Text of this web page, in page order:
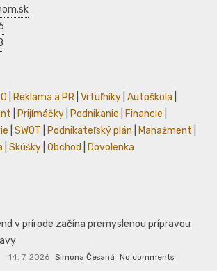
Reklama a PR Vrtuľníky Autoškola
Prijímáčky Podnikanie Financie
SWOT Podnikateľský plán Manažment
Skúšky Obchod Dovolenka
v prírode začína premyslenou prípravou
14. 7. 2026 Simona Česaná No comments